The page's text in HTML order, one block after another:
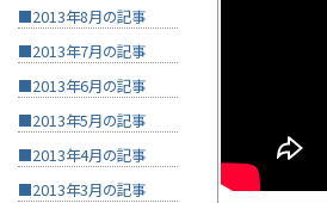
■2013年8月の記事
■2013年7月の記事
■2013年6月の記事
■2013年5月の記事
■2013年4月の記事
■2013年3月の記事